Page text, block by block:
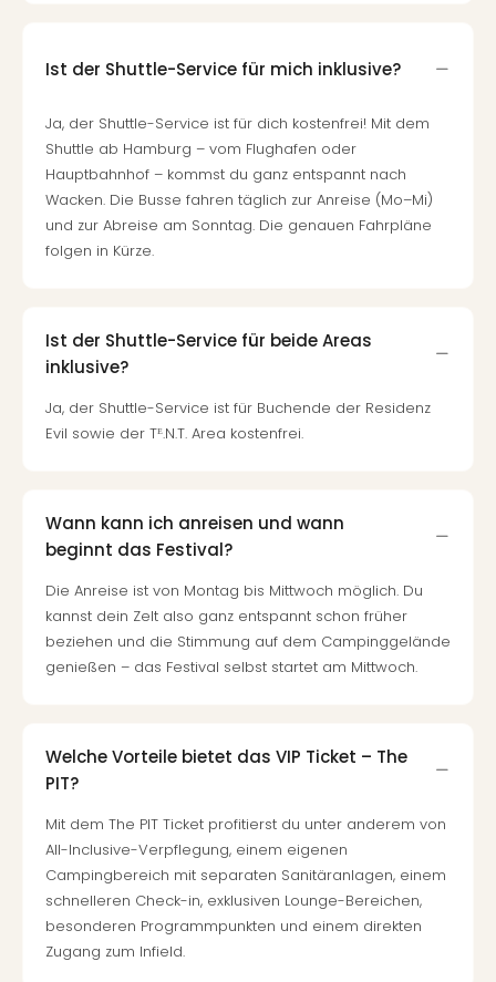
Ist der Shuttle-Service für mich inklusive?
Ja, der Shuttle-Service ist für dich kostenfrei! Mit dem
Shuttle ab Hamburg – vom Flughafen oder
Hauptbahnhof – kommst du ganz entspannt nach
Wacken. Die Busse fahren täglich zur Anreise (Mo–Mi)
und zur Abreise am Sonntag. Die genauen Fahrpläne
folgen in Kürze.
Ist der Shuttle-Service für beide Areas
inklusive?
Ja, der Shuttle-Service ist für Buchende der Residenz
Evil sowie der Tᴱ.N.T. Area kostenfrei.
Wann kann ich anreisen und wann
beginnt das Festival?
Die Anreise ist von Montag bis Mittwoch möglich. Du
kannst dein Zelt also ganz entspannt schon früher
beziehen und die Stimmung auf dem Campinggelände
genießen – das Festival selbst startet am Mittwoch.
Welche Vorteile bietet das VIP Ticket – The
PIT?
Mit dem The PIT Ticket profitierst du unter anderem von
All-Inclusive-Verpflegung, einem eigenen
Campingbereich mit separaten Sanitäranlagen, einem
schnelleren Check-in, exklusiven Lounge-Bereichen,
besonderen Programmpunkten und einem direkten
Zugang zum Infield.